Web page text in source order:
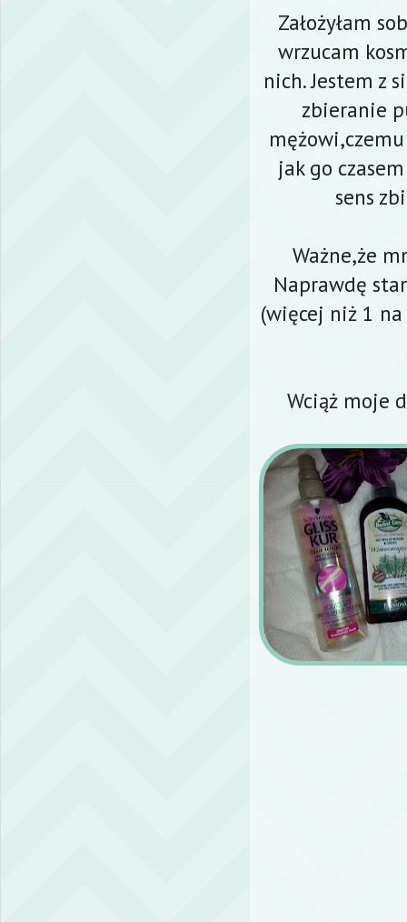
Założyłam
wrzucam
nich. Jestem z
zbieranie
jak go
sens
Ważne,że
Naprawdę
(więcej niż 1
Wciąż moje